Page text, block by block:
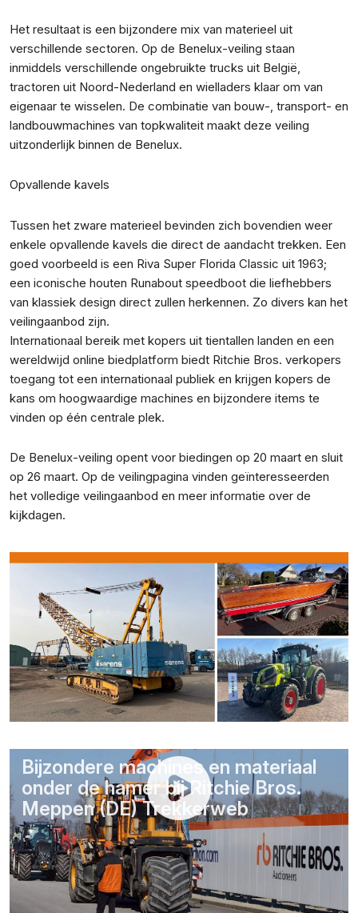
Het resultaat is een bijzondere mix van materieel uit
verschillende sectoren. Op de Benelux-veiling staan
inmiddels verschillende ongebruikte trucks uit België,
tractoren uit Noord-Nederland en wielladers klaar om van
eigenaar te wisselen. De combinatie van bouw-, transport- en
landbouwmachines van topkwaliteit maakt deze veiling
uitzonderlijk binnen de Benelux.
Opvallende kavels
Tussen het zware materieel bevinden zich bovendien weer
enkele opvallende kavels die direct de aandacht trekken. Een
goed voorbeeld is een Riva Super Florida Classic uit 1963;
een iconische houten Runabout speedboot die liefhebbers
van klassiek design direct zullen herkennen. Zo divers kan het
veilingaanbod zijn.
Internationaal bereik met kopers uit tientallen landen en een
wereldwijd online biedplatform biedt Ritchie Bros. verkopers
toegang tot een internationaal publiek en krijgen kopers de
kans om hoogwaardige machines en bijzondere items te
vinden op één centrale plek.
De Benelux-veiling opent voor biedingen op 20 maart en sluit
op 26 maart. Op de veilingpagina vinden geïnteresseerden
het volledige veilingaanbod en meer informatie over de
kijkdagen.
Bijzondere machines en materiaal
onder de hamer bij Ritchie Bros.
Meppen (DE) Trekkerweb